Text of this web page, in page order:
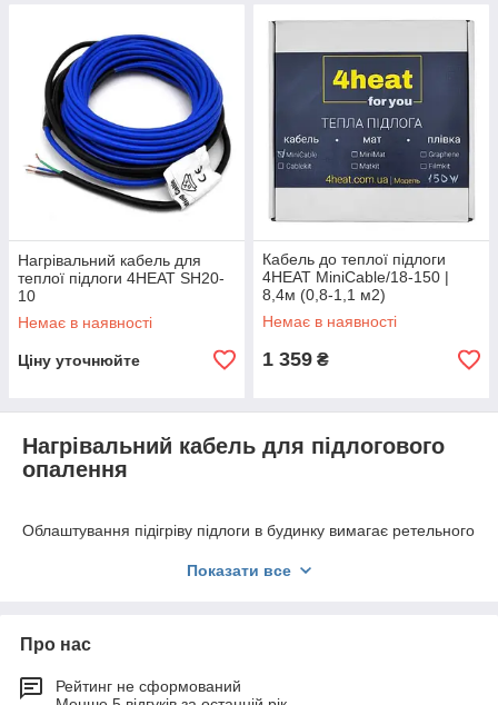
Нагрівальний кабель для
теплої підлоги 4HEAT SH20-
10
Немає в наявності
Ціну уточнюйте
Кабель до теплої підлоги
4HEAT MiniCable/18-150 |
8,4м (0,8-1,1 м2)
Немає в наявності
1 359 ₴
Нагрівальний кабель для підлогового
опалення
Облаштування підігріву підлоги в будинку вимагає ретельного
систему електричної теплої підлоги, то в 90% випадків,
Кабель для теплої підлоги, це традиційне рішення при
приміщенні. Він є єдиним джерелом тепла, яке підігріває
Показати все
Про нас
Рейтинг не сформований